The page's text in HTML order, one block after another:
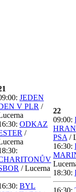
JEDEN
V PLR /
ODKAZ
/
/ Lucerna
BYL
22
09:00:
PSA /
16:30:
18:30:
16:30: